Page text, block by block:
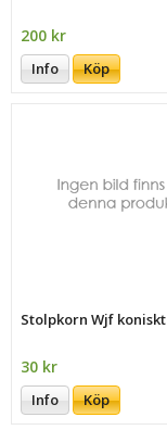
200 kr
Info Köp
Stolpkorn Wjf koniskt
30 kr
Info Köp